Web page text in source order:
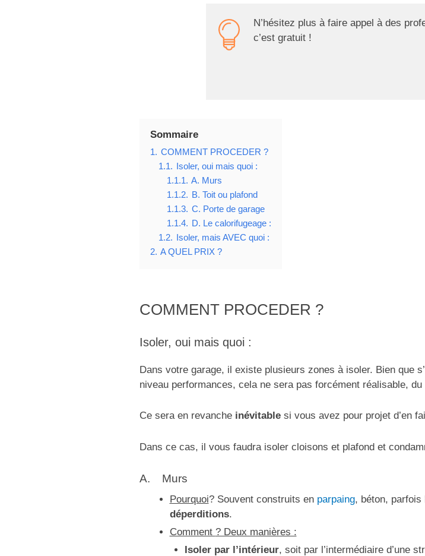
N’hésitez plus à faire appel à des
c’est gratuit !
Sommaire
1. COMMENT PROCEDER ?
1.1. Isoler, oui mais quoi :
1.1.1. A. Murs
1.1.2. B. Toit ou plafond
1.1.3. C. Porte de garage
1.1.4. D. Le calorifugeage :
1.2. Isoler, mais AVEC quoi :
2. A QUEL PRIX ?
COMMENT PROCEDER ?
Isoler, oui mais quoi :
Dans votre garage, il existe plusieurs zones à isoler. Bien que
niveau performances, cela ne sera pas forcément réalisable,
Ce sera en revanche inévitablesi vous avez pour projet d’en
Dans ce cas, il vous faudra isoler cloisons et plafond et
A. Murs
Pourquoi? Souvent construits en parpaing, béton, parfois
déperditions.
Comment ? Deux manières :
Isoler par l’intérieur, soit par l’intermédiaire d’une